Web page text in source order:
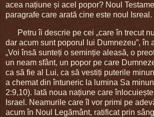
acea națiune și acel popor? Noul
paragrafe care arată cine este noul Isreal.
Petru îi descrie pe cei „care în trecut
dar acum sunt poporul lui Dumnezeu”, în
„Voi însă sunteți o seminție aleasă, o
un neam sfânt, un popor pe care
ca să fie al Lui, ca să vestiți puterile
a chemat din întuneric la lumina Sa
2:9,10). Iată noua națiune care
Israel. Neamurile care îl vor primi pe
acum în Noul Legământ, ratificat prin